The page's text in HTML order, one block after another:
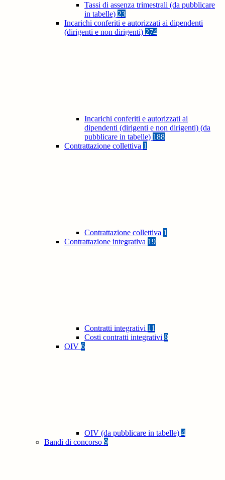
Tassi di assenza trimestrali (da pubblicare
in tabelle) 23
Incarichi conferiti e autorizzati ai dipendenti
(dirigenti e non dirigenti) 274
Incarichi conferiti e autorizzati ai
dipendenti (dirigenti e non dirigenti) (da
pubblicare in tabelle) 188
Contrattazione collettiva 1
Contrattazione collettiva 1
Contrattazione integrativa 19
Contratti integrativi 11
Costi contratti integrativi 8
OIV 6
OIV (da pubblicare in tabelle) 4
Bandi di concorso 9